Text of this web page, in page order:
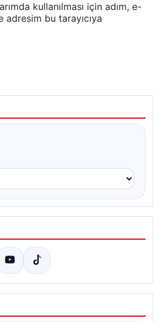
kullanılması için adım, e-
bu tarayıcıya